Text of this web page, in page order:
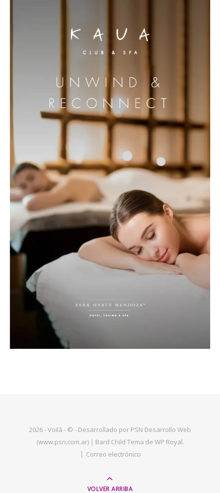
2026 - Voilà - © - Desarrollado por PSN Desarrollo Web
(www.psn.com.ar) | Bard Child Tema de WP Royal.
Correo electrónico
VOLVER ARRIBA